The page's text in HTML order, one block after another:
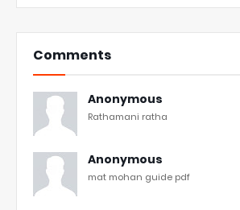
Comments
Anonymous
Rathamani ratha
Anonymous
mat mohan guide pdf